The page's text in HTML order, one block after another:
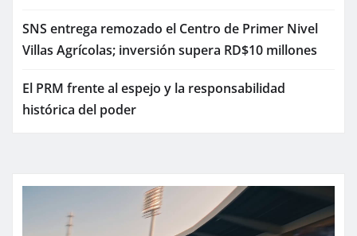
SNS entrega remozado el Centro de Primer Nivel
Villas Agrícolas; inversión supera RD$10 millones
El PRM frente al espejo y la responsabilidad
histórica del poder